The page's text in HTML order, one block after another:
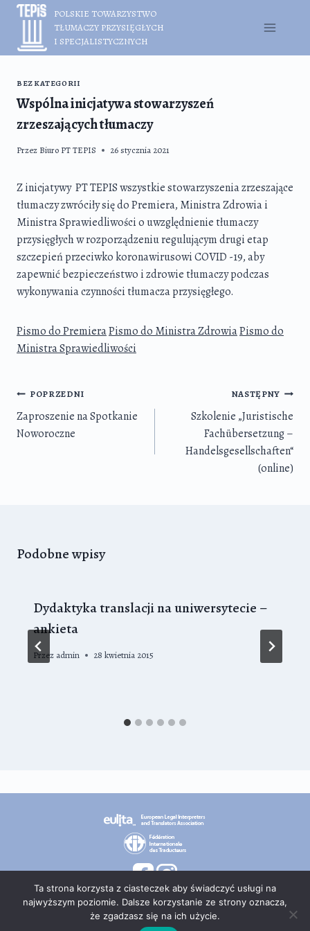
Przejdź
treści
POLSKIE TOWARZYSTWO
TŁUMACZY PRZYSIĘGŁYCH
I SPECJALISTYCZNYCH
BEZ KATEGORII
Wspólna inicjatywa stowarzyszeń
zrzeszających tłumaczy
Przez Biuro PT TEPIS 26 stycznia 2021
Z inicjatywy PT TEPIS wszystkie stowarzyszenia zrzeszające
tłumaczy zwróciły się do Premiera, Ministra Zdrowia i
Ministra Sprawiedliwości o uwzględnienie tłumaczy
przysięgłych w rozporządzeniu regulującym drugi etap
szczepień przeciwko koronawirusowi COVID -19, aby
zapewnić bezpieczeństwo i zdrowie tłumaczy podczas
wykonywania czynności tłumacza przysięgłego.
Pismo do PremieraPismo do Ministra ZdrowiaPismo do
Ministra Sprawiedliwości
Nawigacja
wpisu
POPRZEDNI
Zaproszenie na Spotkanie
Noworoczne
NASTĘPNY
Szkolenie „Juristische
Fachübersetzung –
Handelsgesellschaften“
(online)
Podobne wpisy
Dydaktyka translacji na uniwersytecie –
ankieta
Przez admin 28 kwietnia 2015
© 2026 PT TEPIS
Ta strona korzysta z ciasteczek aby świadczyć usługi na
najwyższym poziomie. Dalsze korzystanie ze strony oznacza,
że zgadzasz się na ich użycie.